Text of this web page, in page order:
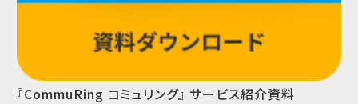
『CommuRing コミュリング』 サービス紹介資料